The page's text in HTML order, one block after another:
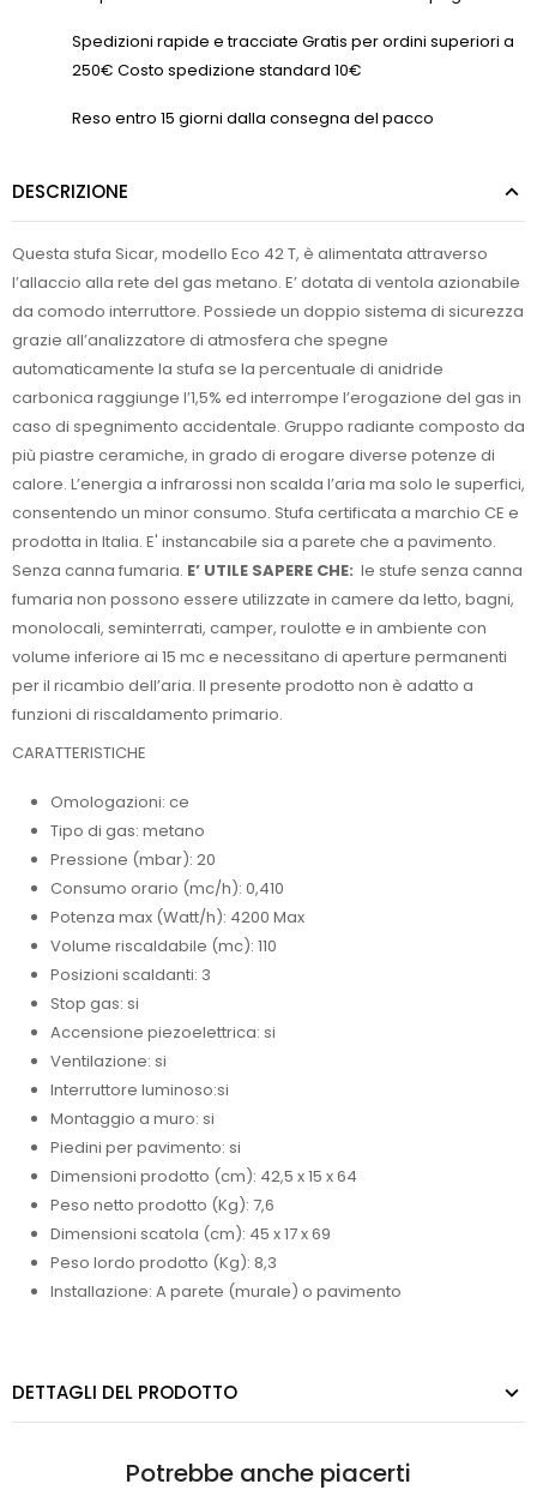
Spedizioni rapide e tracciate Gratis per ordini superiori a
250€ Costo spedizione standard 10€
Reso entro 15 giorni dalla consegna del pacco
DESCRIZIONE
Questa stufa Sicar, modello Eco 42 T, è alimentata attraverso
l’allaccio alla rete del gas metano. E’ dotata di ventola azionabile
da comodo interruttore. Possiede un doppio sistema di sicurezza
grazie all’analizzatore di atmosfera che spegne
automaticamente la stufa se la percentuale di anidride
carbonica raggiunge l’1,5% ed interrompe l’erogazione del gas in
caso di spegnimento accidentale. Gruppo radiante composto da
più piastre ceramiche, in grado di erogare diverse potenze di
calore. L’energia a infrarossi non scalda l’aria ma solo le superfici,
consentendo un minor consumo. Stufa certificata a marchio CE e
prodotta in Italia. E' instancabile sia a parete che a pavimento.
Senza canna fumaria. E’ UTILE SAPERE CHE: le stufe senza canna
fumaria non possono essere utilizzate in camere da letto, bagni,
monolocali, seminterrati, camper, roulotte e in ambiente con
volume inferiore ai 15 mc e necessitano di aperture permanenti
per il ricambio dell’aria. Il presente prodotto non è adatto a
funzioni di riscaldamento primario.
CARATTERISTICHE
Omologazioni: ce
Tipo di gas: metano
Pressione (mbar): 20
Consumo orario (mc/h): 0,410
Potenza max (Watt/h): 4200 Max
Volume riscaldabile (mc): 110
Posizioni scaldanti: 3
Stop gas: si
Accensione piezoelettrica: si
Ventilazione: si
Interruttore luminoso:si
Montaggio a muro: si
Piedini per pavimento: si
Dimensioni prodotto (cm): 42,5 x 15 x 64
Peso netto prodotto (Kg): 7,6
Dimensioni scatola (cm): 45 x 17 x 69
Peso lordo prodotto (Kg): 8,3
Installazione: A parete (murale) o pavimento
DETTAGLI DEL PRODOTTO
Potrebbe anche piacerti